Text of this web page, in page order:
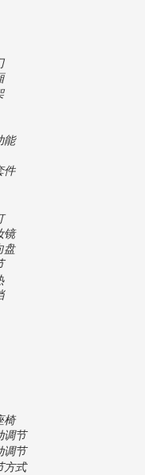
能
件
镜
盘
椅
调节
调节
方式